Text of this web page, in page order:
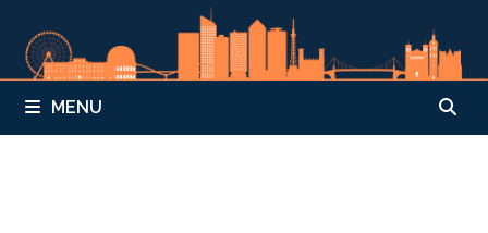
MENU